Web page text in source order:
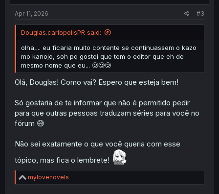
Apr 11, 2026 #3
Douglas.carlopolisPR said:
olha,... eu ficaria muito contente se continuassem o kazo
mo kanojo, soh pq gostei que tem o editor que eh de
mesmo nome que eu... 🥲🥲🥲
Olá, Douglas! Como vai? Espero que esteja bem!
Só gostaria de te informar que não é permitido pedir
para que outras pessoas traduzam séries para você no
fórum 😅
Não sei exatamente o que você queria com esse
tópico, mas fica o lembrete!
R
e
mylovenovels